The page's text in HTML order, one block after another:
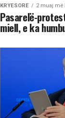
KRYESORE 2 muaj më
Pasarelë-
miell, e ka